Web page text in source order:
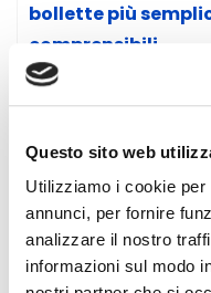
Questo sito web
Utilizziamo i cookie
annunci, per fornire
analizzare il nostro
informazioni sul modo
bollette più
comprensibili
Antitrust, ristori da
euro a più di 40
Elettricità: Arera
regole per il bonus
ecco come